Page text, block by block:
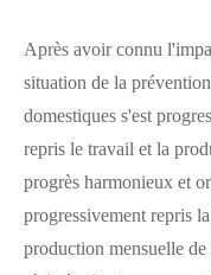
Après avoir connu
situation de la
domestiques s'est
repris le travail et la
progrès harmonieux et
progressivement repris
production mensuelle